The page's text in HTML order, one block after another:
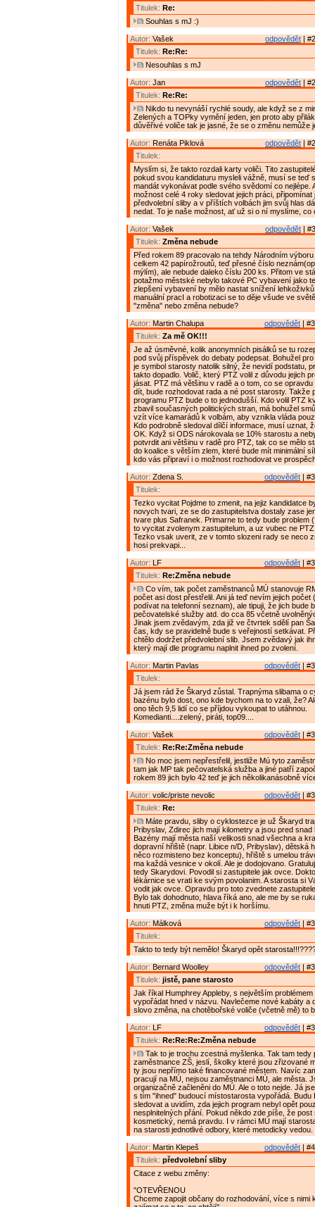
Titulek: Re:
Souhlas s mJ :)
odpovědět |
Autor: Vašek
Titulek: Re:Re:
Nesouhlas s mJ
odpovědět |
Autor: Jan
Titulek: Re:Re:
Nikdo tu nevynáší rychlé soudy, ale když se z
Zelených a TOPky vymění jeden, jen proto aby
důvěřivé voliče tak je jasné, že se o změnu nemůže
odpovědět |
Autor: Renáta Piklová
Titulek:
Myslím si, že takto rozdali karty voliči. Tito
pokud svou kandidaturu mysleli vážně, musí se teď
mandát vykonávat podle svého svědomí co nejlépe.
možnost celé 4 roky sledovat jejich práci, připomínat
předvolební sliby a v příštích volbách jim svůj hlas
nedat. To je naše možnost, ať už si o ní myslíme, co
odpovědět |
Autor: Vašek
Titulek: Změna nebude
Před rokem 89 pracovalo na tehdy Národním
celkem 42 papírožroutů, teď přesné číslo
mýlím), ale nebude daleko číslu 200 ks. Přitom ve
potažmo městské nebylo takové PC vybavení jako
zlepšení vybavení by mělo nastat snížení
manuální pracI a robotizaci se to děje všude ve
"změna" nebo změna nebude?
odpovědět |
Autor: Martin Chalupa
Titulek: Za mě OK!!!
Je až úsměvné, kolik anonymních pisálků se tu
pod svůj příspěvek do debaty podepsat. Bohužel
je symbol starosty natolik silný, že nevidí podstatu,
takto dopadlo. Volič, který PTZ volil z důvodu jejich
jásat. PTZ má většinu v radě a o tom, co se
dít, bude rozhodovat rada a né post starosty. Takže
programu PTZ bude o to jednodušší. Kdo volil PTZ
zbavil současných politických stran, má bohužel
vzít více kamarádů k volbám, aby vznikla vláda
Kdo podrobně sledoval dílčí informace, musí uznat,
OK. Když si ODS nárokovala se 10% starostu a
potvrdit ani většinu v radě pro PTZ, tak co se mělo
do koalice s větším zlem, které bude mít minimální
kdo vás připraví i o možnost rozhodovat ve
odpovědět |
Autor: Zdena S.
Titulek:
Tezko vycitat Pojdme to zmenit, na jejiz kandidatce
novych tvari, ze se do zastupitelstva dostaly zase
tvare plus Safranek. Primarne to tedy bude problem
to vycitat zvolenym zastupitelum, a uz vubec ne
Tezko vsak uverit, ze v tomto slozeni rady se neco
hosi prekvapi...
odpovědět |
Autor: LF
Titulek: Re:Změna nebude
Co vím, tak počet zaměstnanců MÚ stanovuje
počet asi dost přestřelil. Ani já teď nevím jejich počet
podívat na telefonní seznam), ale tipuji, že jich bude
pečovatelské služby atd. do cca 85 včetně
Jinak jsem zvědavým, zda již ve čtvrtek sdělí pan
čas, kdy se pravidelně bude s veřejností setkávat.
chtělo dodržet předvolební slib. Jsem zvědavý jak
který mají dle programu naplnit ihned po zvolení.
odpovědět |
Autor: Martin Pavlas
Titulek:
Já jsem rád že Škaryd zůstal. Trapnýma slibama o
bazénu bylo dost, ono kde bychom na to vzali, že?
ono těch 9,5 lidí co se příjdou vykoupat to utáhnou.
Komedianti....zelený, piráti, top09....
odpovědět |
Autor: Vašek
Titulek: Re:Re:Změna nebude
No moc jsem nepřestřelil, jestliže Mú tyto
tam jak MP tak pečovatelská služba a jiné patří
rokem 89 jich bylo 42 teď je jich několikanásobně
odpovědět |
Autor: volic/priste nevolic
Titulek: Re:
Máte pravdu, sliby o cyklostezce je už Škaryd
Pribyslav, Zdirec jich mají kilometry a jsou pred snad
Bazény mají města naší velikosti snad všechna a
dopravní hřiště (napr. Libice n/D, Pribyslav), dětská
něco rozmisteno bez konceptu), hřiště s umelou
ma každá vesnice v okolí. Ale je dodojovano.
tedy Skarydovi. Povodil si zastupitele jak ovce.
lékárnice se vrati ke svým povolanim. A starosta si
vodit jak ovce. Opravdu pro toto zvednete
Bylo tak dohodnuto, hlava říká ano, ale me by se
hnuti PTZ, změna muže být i k horšímu.
odpovědět |
Autor: Málková
Titulek:
Takto to tedy být nemělo! Škaryd opět
odpovědět |
Autor: Bernard Woolley
Titulek: jistě, pane starosto
Jak říkal Humphrey Appleby, s největším problémem
vypořádat hned v názvu. Navlečeme nové kabáty a
slovo změna, na chotěbořské voliče (včetně mě) to
odpovědět |
Autor: LF
Titulek: Re:Re:Re:Změna nebude
Tak to je trochu zcestná myšlenka. Tak tam tedy
zaměstnance ZŠ, jeslí, školky které jsou zřizované
ty jsou nepřímo také financované městem. Navíc
pracují na MÚ, nejsou zaměstnanci MÚ, ale města.
organizačně začleněni do MÚ. Ale o toto nejde. Já
s tím "ihned" budoucí místostarosta vypořádá. Budu
sledovat a uvidím, zda jejich program nebyl opět
nesplnitelných přání. Pokud někdo zde píše, že post
kosmetický, nemá pravdu. I v rámci MÚ mají
na starosti jednotlivé odbory, které metodicky vedou.
odpovědět |
Autor: Martin Klepeš
Titulek: předvolební sliby
Citace z webu změny:
"OTEVŘENOU
Chceme zapojit občany do rozhodování, více s nimi